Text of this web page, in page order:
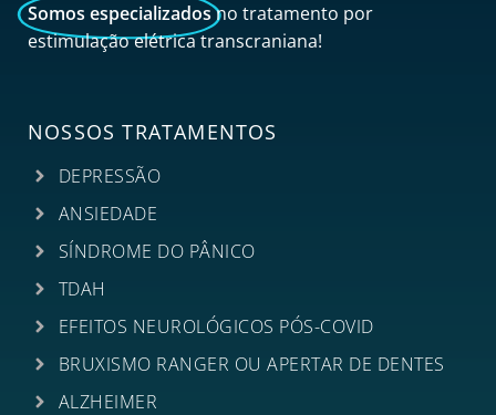
Somos especializadosno tratamento por
estimulação elétrica transcraniana!
NOSSOS TRATAMENTOS
DEPRESSÃO
ANSIEDADE
SÍNDROME DO PÂNICO
TDAH
EFEITOS NEUROLÓGICOS PÓS-COVID
BRUXISMO RANGER OU APERTAR DE DENTES
ALZHEIMER